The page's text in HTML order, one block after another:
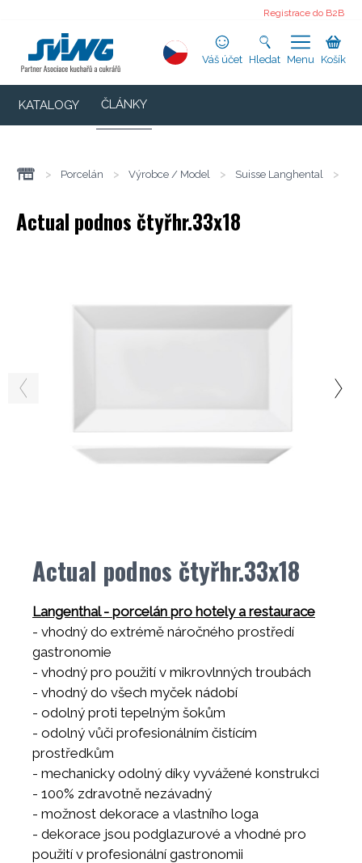
Registrace do B2B
Váš účet Hledat Menu Košík
KATALOGY ČLÁNKY
> Porcelán > Výrobce / Model > Suisse Langhental >
Actual podnos čtyřhr.33x18
Actual podnos čtyřhr.33x18
Langenthal - porcelán pro hotely a restaurace
- vhodný do extrémě náročného prostředí
gastronomie
- vhodný pro použití v mikrovlnných troubách
- vhodný do všech myček nádobí
- odolný proti tepelným šokům
- odolný vůči profesionálním čistícím
prostředkům
- mechanicky odolný díky vyvážené konstrukci
- 100% zdravotně nezávadný
- možnost dekorace a vlastního loga
- dekorace jsou podglazurové a vhodné pro
použití v profesionální gastronomii